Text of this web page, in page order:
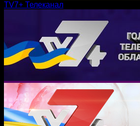
TV7+ Телеканал